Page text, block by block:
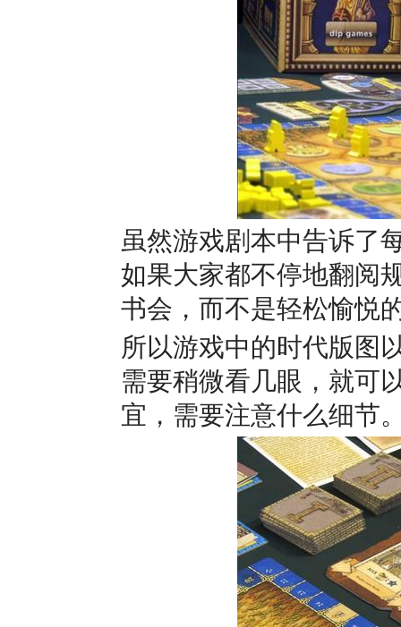
虽然游戏剧本中告诉了
如果大家都不停地翻阅
书会，而不是轻松愉悦
所以游戏中的时代版图
需要稍微看几眼，就可
宜，需要注意什么细节